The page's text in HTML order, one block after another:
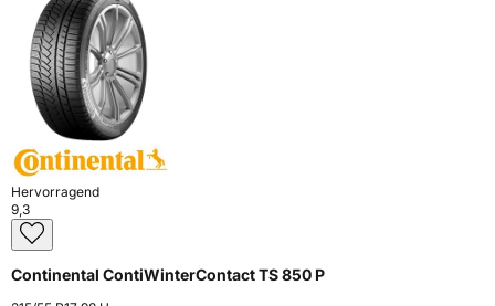
Hervorragend
9,3
Continental ContiWinterContact TS 850 P